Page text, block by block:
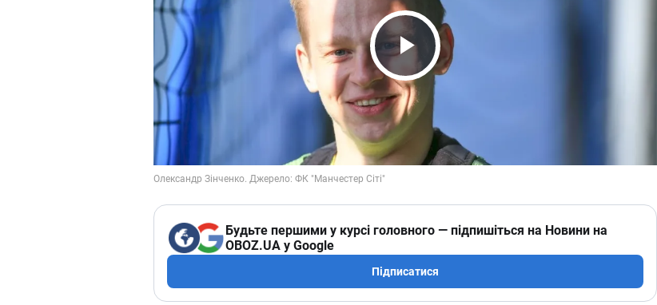
Play Video
Будьте першими у курсі головного — підпишіться на Новини на
OBOZ.UA у Google
Підписатися